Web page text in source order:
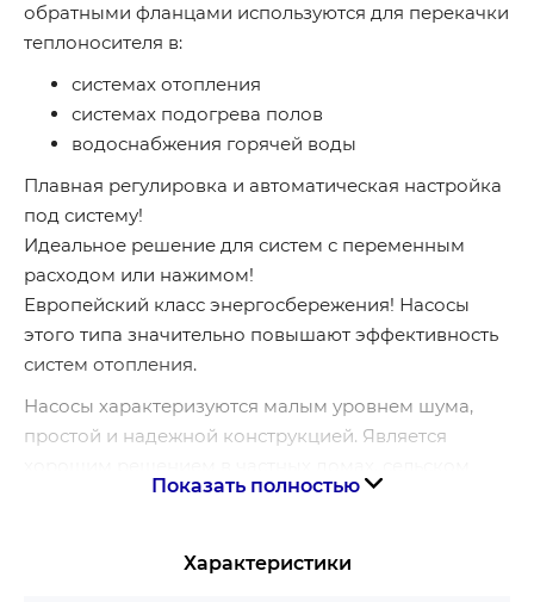
обратными фланцами используются для перекачки
теплоносителя в:
системах отопления
системах подогрева полов
водоснабжения горячей воды
Плавная регулировка и автоматическая настройка
под систему!
Идеальное решение для систем с переменным
расходом или нажимом!
Европейский класс энергосбережения! Насосы
этого типа значительно повышают эффективность
систем отопления.
Насосы характеризуются малым уровнем шума,
простой и надежной конструкцией. Является
хозяйстве, складских помещениях, промышленных
Показать полностью
Характеристики